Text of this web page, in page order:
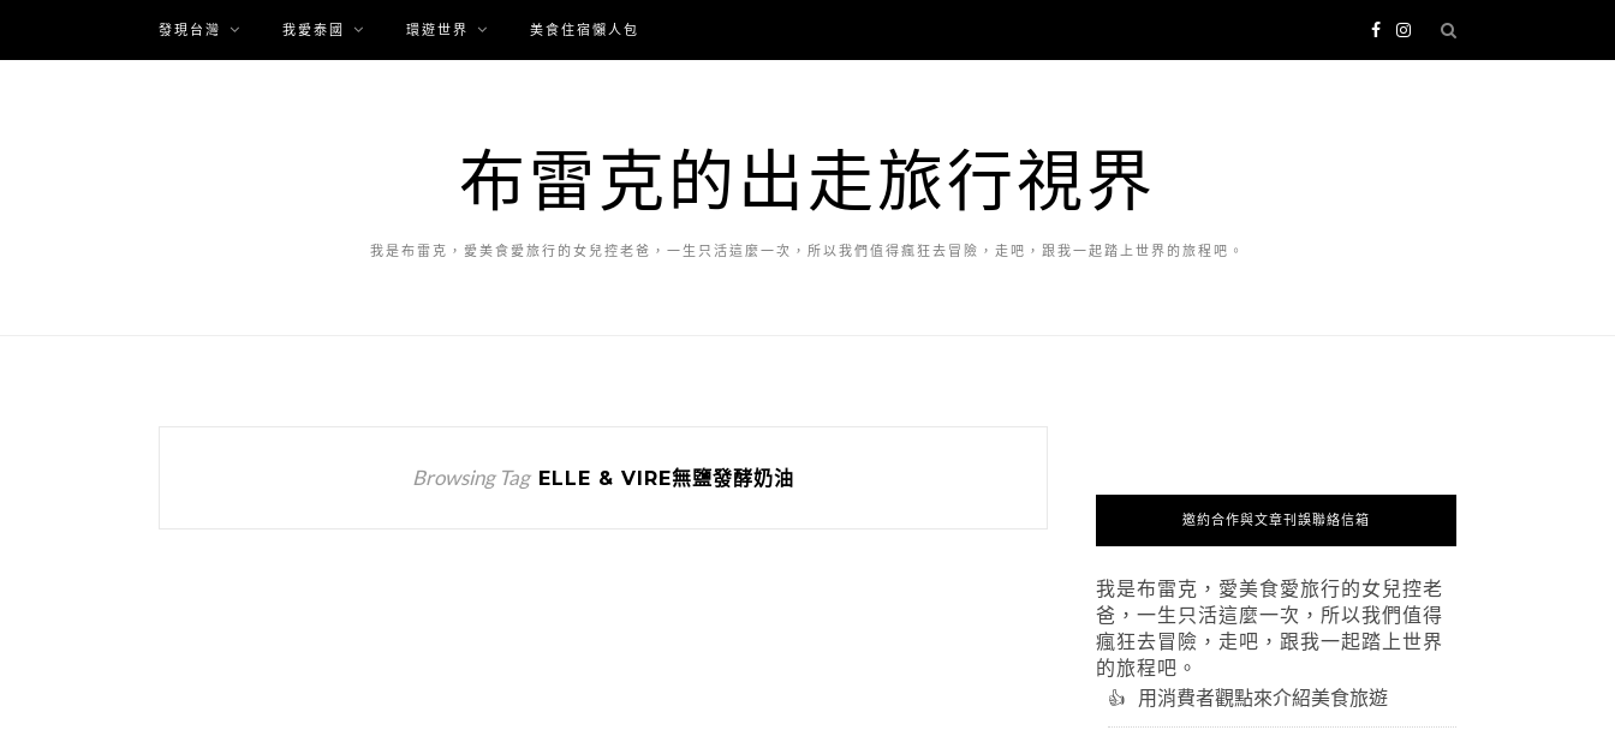
發現台灣 我愛泰國 環遊世界 美食住宿懶人包
布雷克的出走旅行視界
我是布雷克，愛美食愛旅行的女兒控老爸，一生只活這麼一次，所以我們值得瘋狂去冒險，走吧，跟我一起踏上世界的旅程吧。
Browsing Tag ELLE & VIRE無鹽發酵奶油
邀約合作與文章刊誤聯絡信箱
我是布雷克，愛美食愛旅行的女兒控老
爸，一生只活這麼一次，所以我們值得
瘋狂去冒險，走吧，跟我一起踏上世界
的旅程吧。
用消費者觀點來介紹美食旅遊